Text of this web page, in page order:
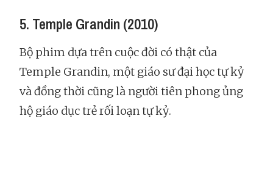
5. Temple Grandin (2010)
Bộ phim dựa trên cuộc đời có thật của
Temple Grandin, một giáo sư đại học tự kỷ
và đồng thời cũng là người tiên phong ủng
hộ giáo dục trẻ rối loạn tự kỷ.